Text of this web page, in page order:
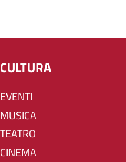
CULTURA
EVENTI
MUSICA
TEATRO
CINEMA